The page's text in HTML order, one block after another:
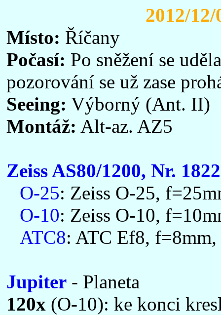
2012/
Místo: Říčany
Počasí: Po sněžení se
pozorování se už zase
Seeing: Výborný (Ant. II)
Montáž: Alt-az. AZ5
Zeiss AS80/1200, Nr.
O-25: Zeiss O-25,
O-10: Zeiss O-10,
ATC8: ATC Ef8,
Jupiter - Planeta
120x (O-10): ke konci